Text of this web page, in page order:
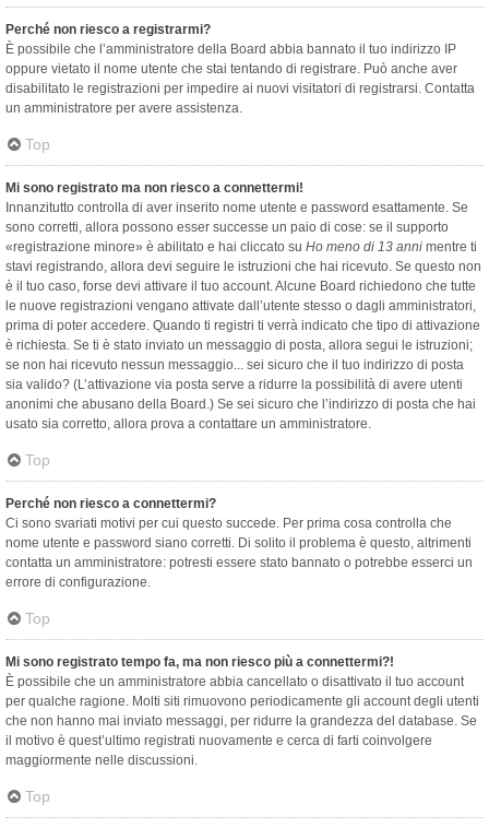
Perché non riesco a registrarmi?
È possibile che l’amministratore della Board abbia bannato il tuo indirizzo IP
oppure vietato il nome utente che stai tentando di registrare. Può anche aver
disabilitato le registrazioni per impedire ai nuovi visitatori di registrarsi. Contatta
un amministratore per avere assistenza.
Top
Mi sono registrato ma non riesco a connettermi!
Innanzitutto controlla di aver inserito nome utente e password esattamente. Se
sono corretti, allora possono esser successe un paio di cose: se il supporto
«registrazione minore» è abilitato e hai cliccato su Ho meno di 13 anni mentre ti
stavi registrando, allora devi seguire le istruzioni che hai ricevuto. Se questo non
è il tuo caso, forse devi attivare il tuo account. Alcune Board richiedono che tutte
le nuove registrazioni vengano attivate dall’utente stesso o dagli amministratori,
prima di poter accedere. Quando ti registri ti verrà indicato che tipo di attivazione
è richiesta. Se ti è stato inviato un messaggio di posta, allora segui le istruzioni;
se non hai ricevuto nessun messaggio... sei sicuro che il tuo indirizzo di posta
sia valido? (L’attivazione via posta serve a ridurre la possibilità di avere utenti
anonimi che abusano della Board.) Se sei sicuro che l’indirizzo di posta che hai
usato sia corretto, allora prova a contattare un amministratore.
Top
Perché non riesco a connettermi?
Ci sono svariati motivi per cui questo succede. Per prima cosa controlla che
nome utente e password siano corretti. Di solito il problema è questo, altrimenti
contatta un amministratore: potresti essere stato bannato o potrebbe esserci un
errore di configurazione.
Top
Mi sono registrato tempo fa, ma non riesco più a connettermi?!
È possibile che un amministratore abbia cancellato o disattivato il tuo account
per qualche ragione. Molti siti rimuovono periodicamente gli account degli utenti
che non hanno mai inviato messaggi, per ridurre la grandezza del database. Se
il motivo è quest’ultimo registrati nuovamente e cerca di farti coinvolgere
maggiormente nelle discussioni.
Top